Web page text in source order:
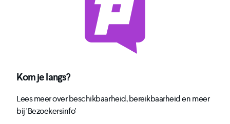
Kom je langs?
Lees meer over beschikbaarheid, bereikbaarheid en meer
bij 'Bezoekersinfo'